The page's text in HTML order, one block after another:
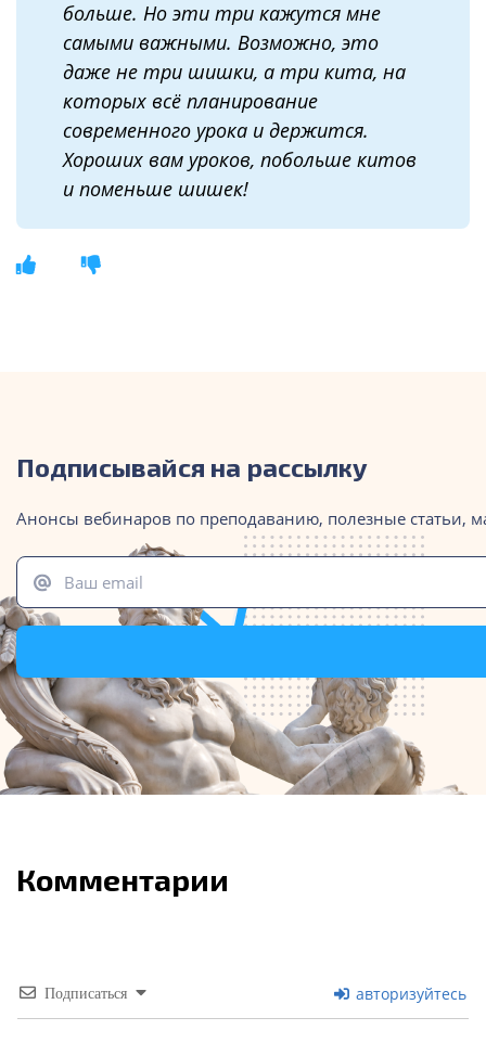
больше. Но эти три кажутся мне
самыми важными. Возможно, это
даже не три шишки, а три кита, на
которых всё планирование
современного урока и держится.
Хороших вам уроков, побольше китов
и поменьше шишек!
Подписывайся на рассылку
Анонсы вебинаров по преподаванию, полезные статьи,
Ваш email
Комментарии
Подписаться авторизуйтесь